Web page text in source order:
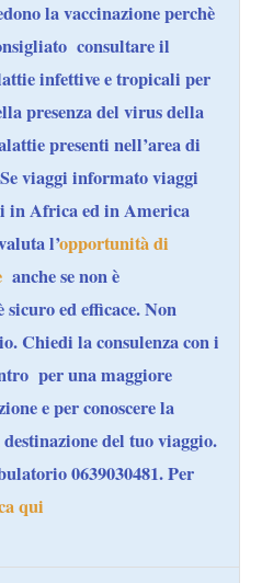
la vaccinazione perchè
consultare il
infettive e tropicali per
presenza del virus della
presenti nell’area di
viaggi informato viaggi
Africa ed in America
l’opportunità di
anche se non è
ed efficace. Non
Chiedi la consulenza con i
per una maggiore
e per conoscere la
del tuo viaggio.
0639030481. Per
qui